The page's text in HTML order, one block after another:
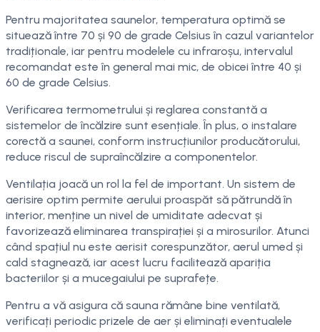
Pentru majoritatea saunelor, temperatura optimă se
situează între 70 și 90 de grade Celsius în cazul variantelor
tradiționale, iar pentru modelele cu infraroșu, intervalul
recomandat este în general mai mic, de obicei între 40 și
60 de grade Celsius.
Verificarea termometrului și reglarea constantă a
sistemelor de încălzire sunt esențiale. În plus, o instalare
corectă a saunei, conform instrucțiunilor producătorului,
reduce riscul de supraîncălzire a componentelor.
Ventilația joacă un rol la fel de important. Un sistem de
aerisire optim permite aerului proaspăt să pătrundă în
interior, menține un nivel de umiditate adecvat și
favorizează eliminarea transpirației și a mirosurilor. Atunci
când spațiul nu este aerisit corespunzător, aerul umed și
cald stagnează, iar acest lucru facilitează apariția
bacteriilor și a mucegaiului pe suprafețe.
Pentru a vă asigura că sauna rămâne bine ventilată,
verificați periodic prizele de aer și eliminați eventualele